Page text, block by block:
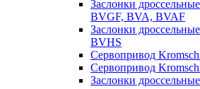
Заслонки
BVGF, BVA, BVAF
Заслонки
BVHS
Сервопривод
Сервопривод
Заслонки